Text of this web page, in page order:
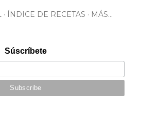
ÍNDICE DE RECETAS MÁS…
Súscríbete